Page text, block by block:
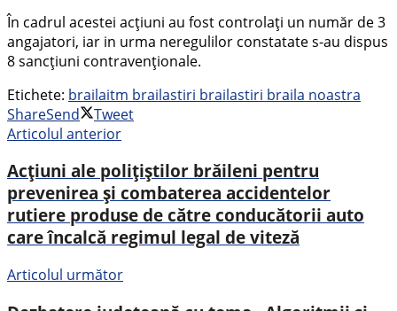
În cadrul acestei acțiuni au fost controlați un număr de 3
angajatori, iar in urma neregulilor constatate s-au dispus
8 sancțiuni contravenționale.
Etichete: brailaitm brailastiri brailastiri braila noastra
ShareSend
Tweet
Articolul anterior
Acțiuni ale polițiștilor brăileni pentru
prevenirea și combaterea accidentelor
rutiere produse de către conducătorii auto
care încalcă regimul legal de viteză
Articolul următor